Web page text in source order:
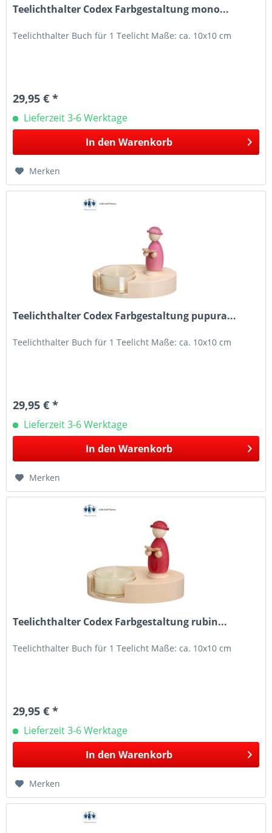
Teelichthalter Codex Farbgestaltung mono...
Teelichthalter Buch für 1 Teelicht Maße: ca. 10x10 cm
29,95 € *
Lieferzeit 3-6 Werktage
In den Warenkorb
Merken
Teelichthalter Codex Farbgestaltung pupura...
Teelichthalter Buch für 1 Teelicht Maße: ca. 10x10 cm
29,95 € *
Lieferzeit 3-6 Werktage
In den Warenkorb
Merken
Teelichthalter Codex Farbgestaltung rubin...
Teelichthalter Buch für 1 Teelicht Maße: ca. 10x10 cm
29,95 € *
Lieferzeit 3-6 Werktage
In den Warenkorb
Merken